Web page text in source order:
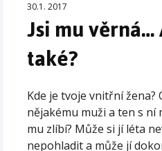
30.1. 2017
Jsi mu věrná…
také?
Kde je tvoje vnitřní žena?
nějakému muži a ten s ní
mu zlíbí? Může si jí léta
nepohladit a může jí